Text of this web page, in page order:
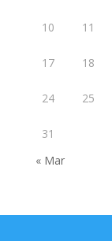
10 11
17 18
24 25
31
« Mar